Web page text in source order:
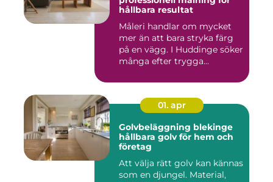
hållbara resultat
Måleri handlar om mycket
mer än att bara stryka färg
på en vägg. I Huddinge söker
många efter trygga...
01. apr
Golvbeläggning blekinge
hållbara golv för hem och
företag
Att välja rätt golv kan kännas
som en djungel. Material,